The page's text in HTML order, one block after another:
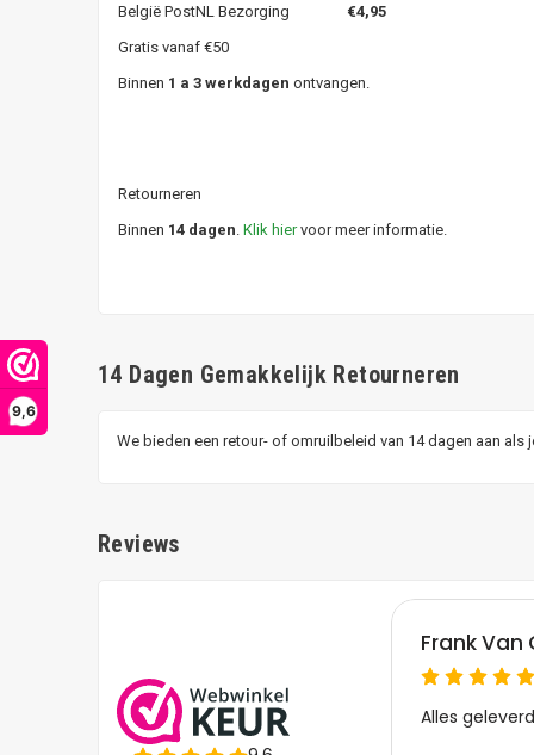
9,6
België PostNL Bezorging €4,95
Gratis vanaf €50
Binnen 1 a 3 werkdagen ontvangen.
Retourneren
Binnen 14 dagen. Klik hiervoor meer informatie.
14 Dagen Gemakkelijk Retourneren
We bieden een retour- of omruilbeleid van 14 dagen aan
Reviews